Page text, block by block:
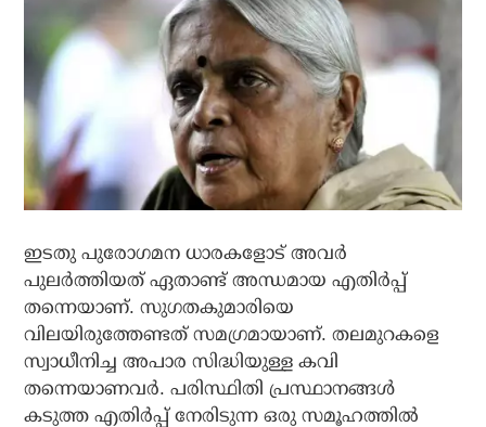
ഇടതു പുരോഗമന ധാരകളോട് അവര്‍
പുലര്‍ത്തിയത് ഏതാണ്ട് അന്ധമായ എതിര്‍പ്പ്
തന്നെയാണ്. സുഗതകുമാരിയെ
വിലയിരുത്തേണ്ടത് സമഗ്രമായാണ്. തലമുറകളെ
സ്വാധീനിച്ച അപാര സിദ്ധിയുള്ള കവി
തന്നെയാണവര്‍. പരിസ്ഥിതി പ്രസ്ഥാനങ്ങള്‍
കടുത്ത എതിര്‍പ്പ് നേരിടുന്ന ഒരു സമൂഹത്തില്‍